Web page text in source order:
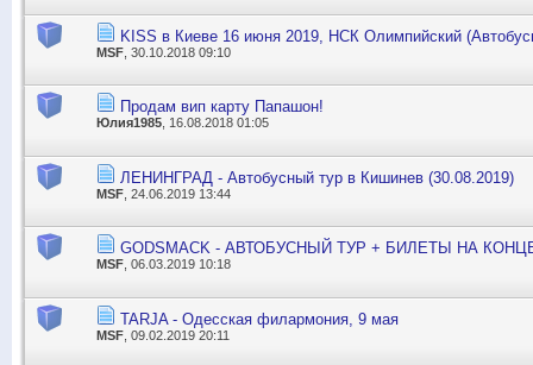
KISS в Киеве 16 июня 2019, НСК Олимпийский
MSF , 30.10.2018 09:10
Продам вип карту Папашон!
Юлия1985 , 16.08.2018 01:05
ЛЕНИНГРАД - Автобусный тур в Кишинев (30.08.2019)
MSF , 24.06.2019 13:44
GODSMACK - АВТОБУСНЫЙ ТУР + БИЛЕТЫ НА
MSF , 06.03.2019 10:18
TARJA - Одесская филармония, 9 мая
MSF , 09.02.2019 20:11